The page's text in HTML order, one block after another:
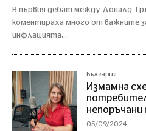
В първия дебат между Доналд
коментираха много от важните
инфлацията,...
България
Измамна
непоръчани
05/09/2024